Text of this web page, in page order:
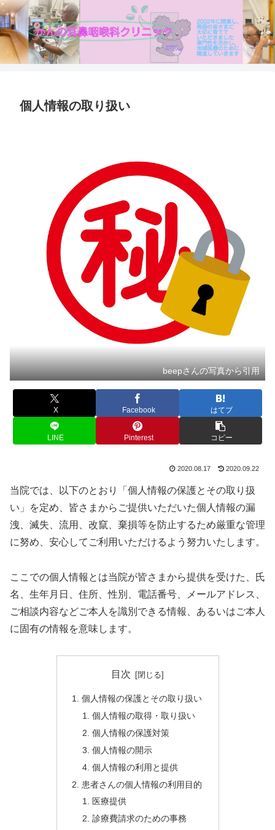
個人情報の取り扱い
beepさんの写真から引用
X Facebook はてブ
LINE Pinterest コピー
2020.08.17 2020.09.22
当院では、以下のとおり「個人情報の保護とその取り扱
い」を定め、皆さまからご提供いただいた個人情報の漏
洩、滅失、流用、改竄、棄損等を防止するため厳重な管理
に努め、安心してご利用いただけるよう努力いたします。
ここでの個人情報とは当院が皆さまから提供を受けた、氏
名、生年月日、住所、性別、電話番号、メールアドレス、
ご相談内容などご本人を識別できる情報、あるいはご本人
に固有の情報を意味します。
目次
個人情報の保護とその取り扱い
個人情報の取得・取り扱い
個人情報の保護対策
個人情報の開示
個人情報の利用と提供
患者さんの個人情報の利用目的
医療提供
診療費請求のための事務